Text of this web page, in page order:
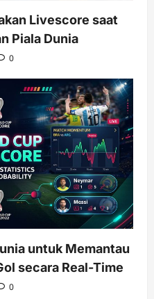
Livescore saat
Piala Dunia
0
untuk Memantau
secara Real-Time
0